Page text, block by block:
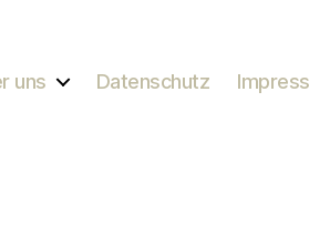
uns Datenschutz